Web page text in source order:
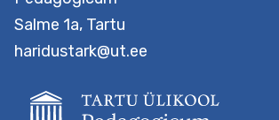
Tartu Ülikool